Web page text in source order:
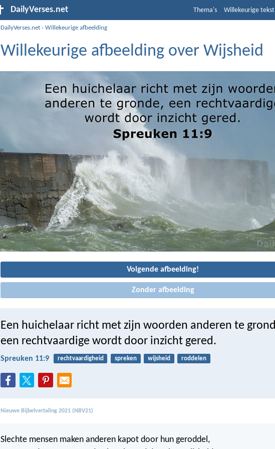
DailyVerses.net Thema's Willekeurige tekst
DailyVerses.net ›Willekeurige afbeelding
Willekeurige afbeelding over Wijsheid
Volgende afbeelding!
Zonder afbeelding
Een huichelaar richt met zijn woorden anderen te
een rechtvaardige wordt door inzicht gered.
Spreuken 11:9 rechtvaardigheid spreken wijsheid roddelen
Nieuwe Bijbelvertaling 2021 (NBV21)
Slechte mensen maken anderen kapot door hun geroddel,